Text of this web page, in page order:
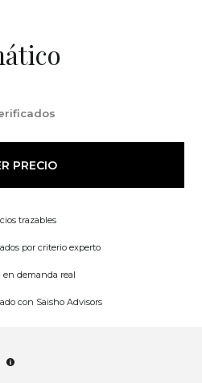
PRECIO
trazables
por criterio experto
en demanda real
con Saisho Advisors